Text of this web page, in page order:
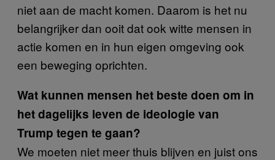
niet aan de macht komen. Daarom is het nu
belangrijker dan ooit dat ook witte mensen in
actie komen en in hun eigen omgeving ook
een beweging oprichten.
Wat kunnen mensen het beste doen om in
het dagelijks leven de ideologie van
Trump tegen te gaan?
We moeten niet meer thuis blijven en juist ons